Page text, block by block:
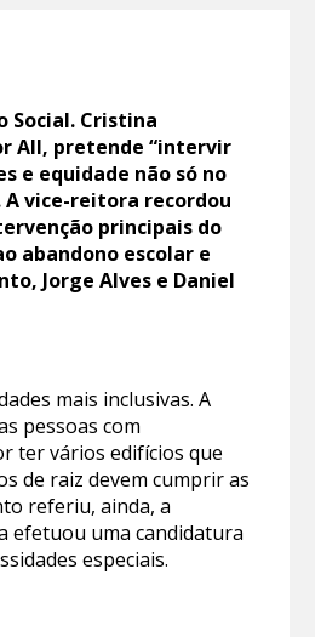
Social. Cristina
All, pretende “intervir
e equidade não só no
A vice-reitora recordou
principais do
abandono escolar e
Jorge Alves e Daniel
mais inclusivas. A
pessoas com
ter vários edifícios que
de raiz devem cumprir as
referiu, ainda, a
efetuou uma candidatura
especiais.